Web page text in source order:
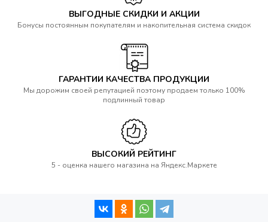
ВЫГОДНЫЕ СКИДКИ И АКЦИИ
Бонусы постоянным покупателям и накопительная система скидок
ГАРАНТИИ КАЧЕСТВА ПРОДУКЦИИ
Мы дорожим своей репутацией поэтому продаем только 100%
подлинный товар
ВЫСОКИЙ РЕЙТИНГ
5 - оценка нашего магазина на Яндекс.Маркете